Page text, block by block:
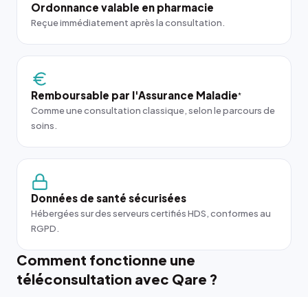
Ordonnance valable en pharmacie
Reçue immédiatement après la consultation.
Remboursable par l'Assurance Maladie*
Comme une consultation classique, selon le parcours de
soins.
Données de santé sécurisées
Hébergées sur des serveurs certifiés HDS, conformes au
RGPD.
Comment fonctionne une
téléconsultation avec Qare ?